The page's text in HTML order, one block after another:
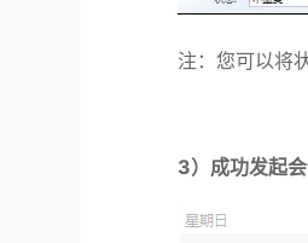
注：您可以将
3） 成功发起